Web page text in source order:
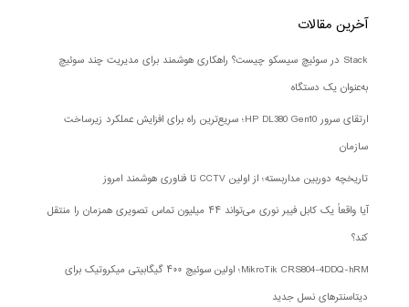
آخرین مقالات
Stack در سوئیچ سیسکو چیست؟ راهکاری هوشمند برای مدیریت چند سوئیچ
به‌عنوان یک دستگاه
ارتقای سرور HP DL380 Gen10؛ سریع‌ترین راه برای افزایش عملکرد زیرساخت
سازمان
تاریخچه دوربین مداربسته؛ از اولین CCTV تا فناوری هوشمند امروز
آیا واقعاً یک کابل فیبر نوری می‌تواند ۴۴ میلیون تماس تصویری همزمان را منتقل
کند؟
MikroTik CRS804-4DDQ-hRM؛ اولین سوئیچ ۴۰۰ گیگابیتی میکروتیک برای
دیتاسنترهای نسل جدید